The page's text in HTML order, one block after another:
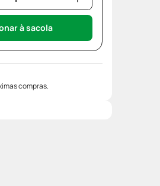
à sacola
compras.